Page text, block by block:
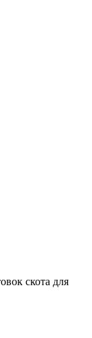
скота для